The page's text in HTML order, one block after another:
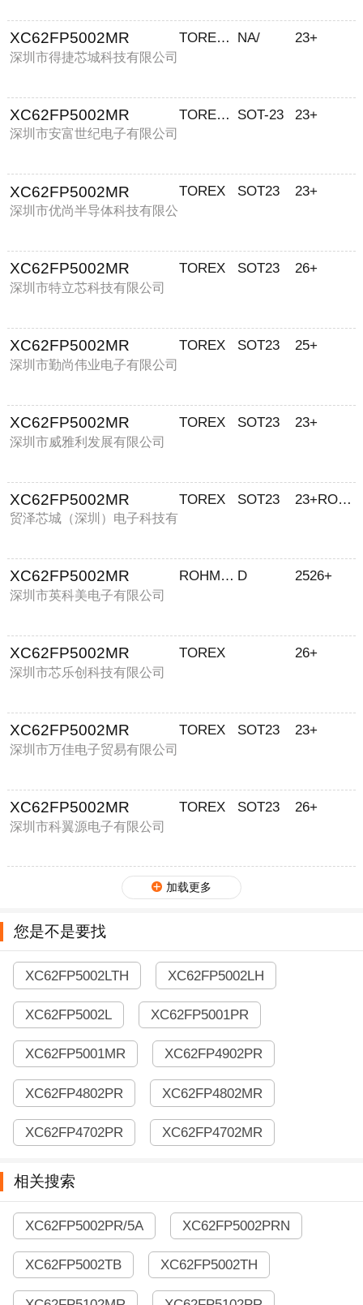
XC62FP5002MR
深圳市得捷芯城科技有限公司
TOREX/特瑞仕 NA/ 23+
XC62FP5002MR
深圳市安富世纪电子有限公司
TOREX/特瑞仕 SOT-23 23+
XC62FP5002MR
深圳市优尚半导体科技有限公
TOREX SOT23 23+
XC62FP5002MR
深圳市特立芯科技有限公司
TOREX SOT23 26+
XC62FP5002MR
深圳市勤尚伟业电子有限公司
TOREX SOT23 25+
XC62FP5002MR
深圳市威雅利发展有限公司
TOREX SOT23 23+
XC62FP5002MR
贸泽芯城（深圳）电子科技有
TOREX SOT23 23+ROHS
XC62FP5002MR
深圳市英科美电子有限公司
ROHM/罗姆 D 2526+
XC62FP5002MR
深圳市芯乐创科技有限公司
TOREX 26+
XC62FP5002MR
深圳市万佳电子贸易有限公司
TOREX SOT23 23+
XC62FP5002MR
深圳市科翼源电子有限公司
TOREX SOT23 26+
加载更多
您是不是要找
XC62FP5002LTH XC62FP5002LH
XC62FP5002L XC62FP5001PR
XC62FP5001MR XC62FP4902PR
XC62FP4802PR XC62FP4802MR
XC62FP4702PR XC62FP4702MR
相关搜索
XC62FP5002PR/5A XC62FP5002PRN
XC62FP5002TB XC62FP5002TH